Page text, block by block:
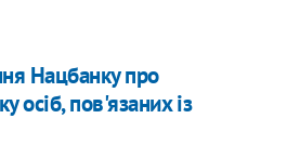
Нацбанку про
осіб, пов'язаних із